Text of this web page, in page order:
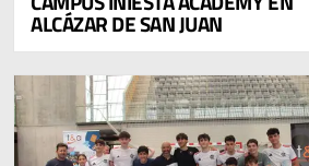
ALCÁZAR DE SAN JUAN